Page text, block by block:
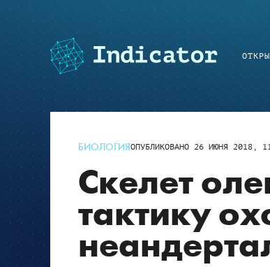
БИОЛОГИЯОПУБЛИКОВАНО 26 ИЮНЯ 2018,
Скелет
тактику